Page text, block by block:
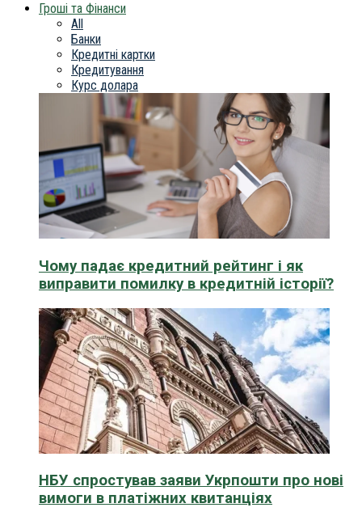
Гроші та Фінанси
All
Банки
Кредитні картки
Кредитування
Курс долара
Чому падає кредитний рейтинг і як
виправити помилку в кредитній історії?
НБУ спростував заяви Укрпошти про нові
вимоги в платіжних квитанціях